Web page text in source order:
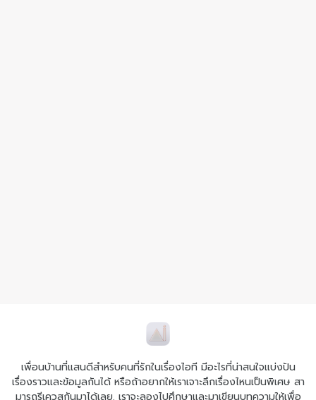
เพื่อนบ้านที่แสนดีสำหรับคนที่รักในเรื่องไอที มีอะไรที่น่าสนใจแบ่งปัน
เรื่องราวและข้อมูลกันได้ หรือถ้าอยากให้เราเจาะลึกเรื่องไหนเป็นพิเศษ สา
มารถรีเควสกันมาได้เลย. เราจะลองไปศึกษาและมาเขียนบทความให้เพื่อ